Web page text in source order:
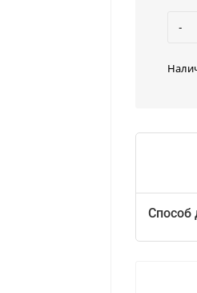
-
Способ